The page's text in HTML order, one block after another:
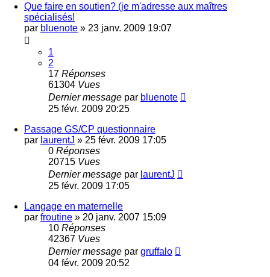
Que faire en soutien? (je m'adresse aux maîtres
spécialisés!
par bluenote » 23 janv. 2009 19:07
1
2
17 Réponses
61304 Vues
Dernier message par bluenote
25 févr. 2009 20:25
Passage GS/CP questionnaire
par laurentJ » 25 févr. 2009 17:05
0 Réponses
20715 Vues
Dernier message par laurentJ
25 févr. 2009 17:05
Langage en maternelle
par froutine » 20 janv. 2007 15:09
10 Réponses
42367 Vues
Dernier message par gruffalo
04 févr. 2009 20:52